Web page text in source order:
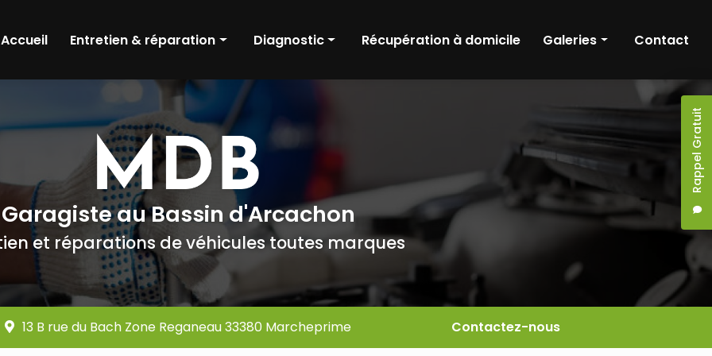
Rappel Gratuit
Accueil
Entretien & réparation
Révision
Amortisseurs
Freinage
Distribution
Embrayage
Boîte de vitesse
Batterie
Diagnostic
Diagnostic électronique
Pré contrôle technique
Récupération à domicile Galeries
Récupération à domicile
Contact
Garagiste au Bassin d'Arcachon
et réparations de véhicules toutes marques
13 B rue du Bach Zone Reganeau 33380 Marcheprime Contactez-nous